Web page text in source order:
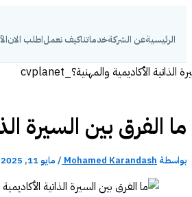
المحتوى
الرئيسيةعن الشركةخدماتناكيف نعملاطلب الان
ما الفرق بين السيرة
بواسطة Mohamed Karandash
/ مايو 11, 2025